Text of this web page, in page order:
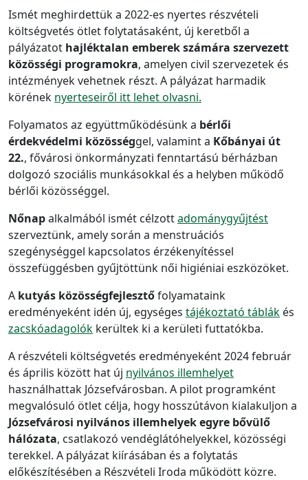
Ismét meghirdettük a 2022-es nyertes részvételi
költségvetés ötlet folytatásaként, új keretből a
pályázatot hajléktalan emberek számára szervezett
közösségi programokra, amelyen civil szervezetek és
intézmények vehetnek részt. A pályázat harmadik
körének nyerteseiről itt lehet olvasni.
Folyamatos az együttműködésünk a bérlői
érdekvédelmi közösséggel, valamint a Kőbányai út
22., fővárosi önkormányzati fenntartású bérházban
dolgozó szociális munkásokkal és a helyben működő
bérlői közösséggel.
Nőnapalkalmából ismét célzottadománygyűjtést
szerveztünk, amely során a menstruációs
szegénységgel kapcsolatos érzékenyítéssel
összefüggésben gyűjtöttünk női higiéniai eszközöket.
A kutyás közösségfejlesztőfolyamataink
eredményeként idén új, egységes tájékoztató táblák és
zacskóadagolók kerültek ki a kerületi futtatókba.
A részvételi költségvetés eredményeként 2024 február
és április között hat új nyilvános illemhelyet
használhattak Józsefvárosban. A pilot programként
megvalósuló ötlet célja, hogy hosszútávon kialakuljon a
Józsefvárosi nyilvános illemhelyek egyre bővülő
hálózata, csatlakozó vendéglátóhelyekkel, közösségi
terekkel. A pályázat kiírásában és a folytatás
előkészítésében a Részvételi Iroda működött közre.